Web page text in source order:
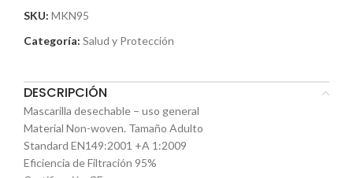
SKU: MKN95
Categoría: Salud y Protección
DESCRIPCIÓN
Mascarilla desechable – uso general
Material Non-woven. Tamaño Adulto
Standard EN149:2001 +A 1:2009
Eficiencia de Filtración 95%